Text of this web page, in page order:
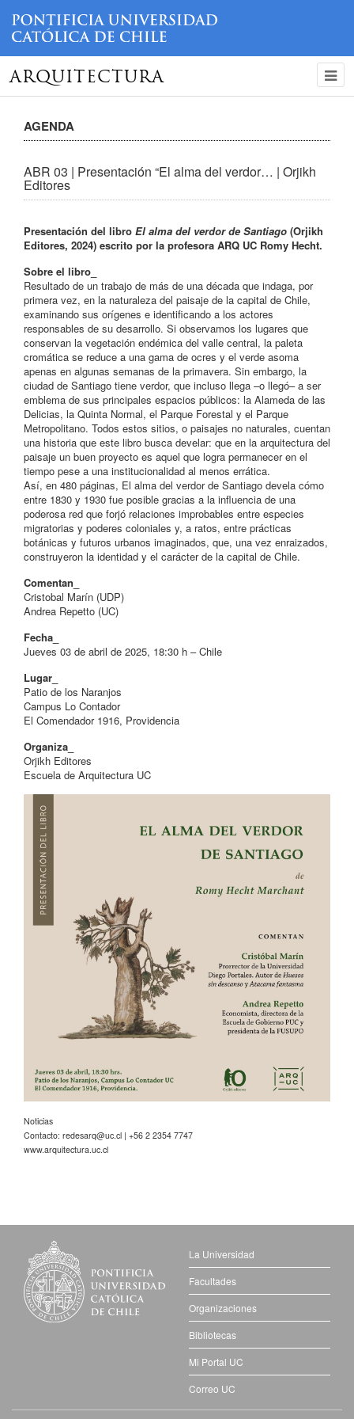
ARQUITECTURA
AGENDA
ABR 03 | Presentación “El alma del verdor… | Orjikh
Editores
Presentación del libro El alma del verdor de Santiago (Orjikh
Editores, 2024) escrito por la profesora ARQ UC Romy Hecht.
Sobre el libro_
Resultado de un trabajo de más de una década que indaga, por
primera vez, en la naturaleza del paisaje de la capital de Chile,
examinando sus orígenes e identificando a los actores
responsables de su desarrollo. Si observamos los lugares que
conservan la vegetación endémica del valle central, la paleta
cromática se reduce a una gama de ocres y el verde asoma
apenas en algunas semanas de la primavera. Sin embargo, la
ciudad de Santiago tiene verdor, que incluso llega –o llegó– a ser
emblema de sus principales espacios públicos: la Alameda de las
Delicias, la Quinta Normal, el Parque Forestal y el Parque
Metropolitano. Todos estos sitios, o paisajes no naturales, cuentan
una historia que este libro busca develar: que en la arquitectura del
paisaje un buen proyecto es aquel que logra permanecer en el
tiempo pese a una institucionalidad al menos errática.
Así, en 480 páginas, El alma del verdor de Santiago devela cómo
entre 1830 y 1930 fue posible gracias a la influencia de una
poderosa red que forjó relaciones improbables entre especies
migratorias y poderes coloniales y, a ratos, entre prácticas
botánicas y futuros urbanos imaginados, que, una vez enraizados,
construyeron la identidad y el carácter de la capital de Chile.
Comentan_
Cristobal Marín (UDP)
Andrea Repetto (UC)
Fecha_
Jueves 03 de abril de 2025, 18:30 h – Chile
Lugar_
Patio de los Naranjos
Campus Lo Contador
El Comendador 1916, Providencia
Organiza_
Orjikh Editores
Escuela de Arquitectura UC
Noticias
Contacto: redesarq@uc.cl | +56 2 2354 7747
www.arquitectura.uc.cl
La Universidad
Facultades
Organizaciones
Bibliotecas
Mi Portal UC
Correo UC